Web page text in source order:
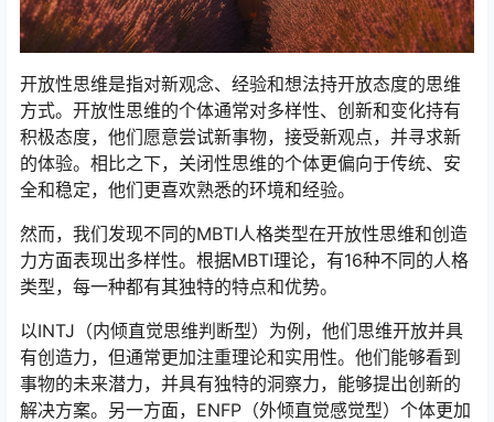
开放性思维是指对新观念、经验和想法持开放态度的思维
方式。开放性思维的个体通常对多样性、创新和变化持有
积极态度，他们愿意尝试新事物，接受新观点，并寻求新
的体验。相比之下，关闭性思维的个体更偏向于传统、安
全和稳定，他们更喜欢熟悉的环境和经验。
然而，我们发现不同的MBTI人格类型在开放性思维和创造
力方面表现出多样性。根据MBTI理论，有16种不同的人格
类型，每一种都有其独特的特点和优势。
以INTJ（内倾直觉思维判断型）为例，他们思维开放并具
有创造力，但通常更加注重理论和实用性。他们能够看到
事物的未来潜力，并具有独特的洞察力，能够提出创新的
解决方案。另一方面，ENFP（外倾直觉感觉型）个体更加